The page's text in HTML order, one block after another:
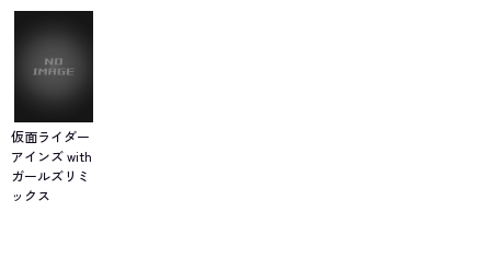
仮面ライダー
アインズ with
ガールズリミ
ックス